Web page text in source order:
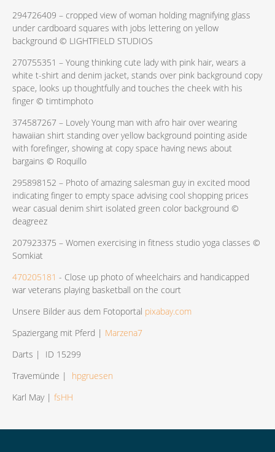
294726409 – cropped view of woman holding magnifying glass
under cardboard squares with jobs lettering on yellow
background © LIGHTFIELD STUDIOS
270755351 – Young thinking cute lady with pink hair, wears a
white t-shirt and denim jacket, stands over pink background copy
space, looks up thoughtfully and touches the cheek with his
finger © timtimphoto
374587267 – Lovely Young man with afro hair over wearing
hawaiian shirt standing over yellow background pointing aside
with forefinger, showing at copy space having news about
bargains © Roquillo
295898152 – Photo of amazing salesman guy in excited mood
indicating finger to empty space advising cool shopping prices
wear casual denim shirt isolated green color background ©
deagreez
207923375 – Women exercising in fitness studio yoga classes ©
Somkiat
470205181 - Close up photo of wheelchairs and handicapped
war veterans playing basketball on the court
Unsere Bilder aus dem Fotoportal pixabay.com
Spaziergang mit Pferd | Marzena7
Darts | ID 15299
Travemünde | hpgruesen
Karl May | fsHH